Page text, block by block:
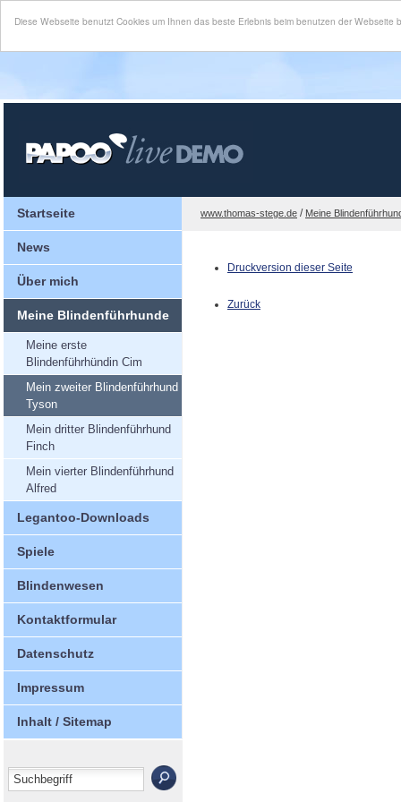
Diese Webseite benutzt Cookies um Ihnen das beste Erlebnis beim benutzen der Webseite
Startseite
News
Über mich
Meine Blindenführhunde
Meine erste
Blindenführhündin Cim
Mein zweiter Blindenführhund
Tyson
Mein dritter Blindenführhund
Finch
Mein vierter Blindenführhund
Alfred
Legantoo-Downloads
Spiele
Blindenwesen
Kontaktformular
Datenschutz
Impressum
Inhalt / Sitemap
www.thomas-stege.de / Meine
Druckversion dieser Seite
Zurück